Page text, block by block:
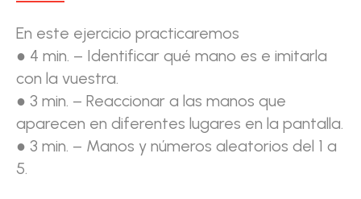
En este ejercicio practicaremos
● 4 min. – Identificar qué mano es e imitarla
con la vuestra.
● 3 min. – Reaccionar a las manos que
aparecen en diferentes lugares en la pantalla.
● 3 min. – Manos y números aleatorios del 1 a
5.